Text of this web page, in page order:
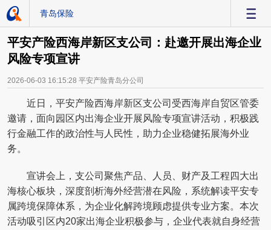
青岛保险
平安产险西海岸新区支公司：赴邀开展出海企业
风险专项宣讲
2026-06-03 16:15:28 平安产险青岛分公司
近日，平安产险西海岸新区支公司受西海岸自贸区管委
邀请，面向园区内出海企业开展风险专项宣讲活动，积极践
行金融工作的政治性与人民性，助力企业稳健拓展海外业
务。
宣讲会上，支公司聚焦产品、人员、财产及工程四大出
海核心板块，深度剖析海外经营潜在风险，系统解读平安专
属跨境保障体系，为企业化解跨境顾虑提供专业方案。本次
活动吸引区内20家出海企业积极参与，企业代表就自身经营